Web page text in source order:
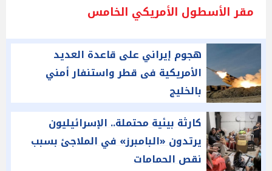
مقر الأسطول الأمريكي الخامس
هجوم إيراني على قاعدة العديد
الأمريكية فى قطر واستنفار أمني
بالخليج
كارثة بيئية محتملة.. الإسرائيليون
يرتدون «البامبرز» في الملاجئ بسبب
نقص الحمامات